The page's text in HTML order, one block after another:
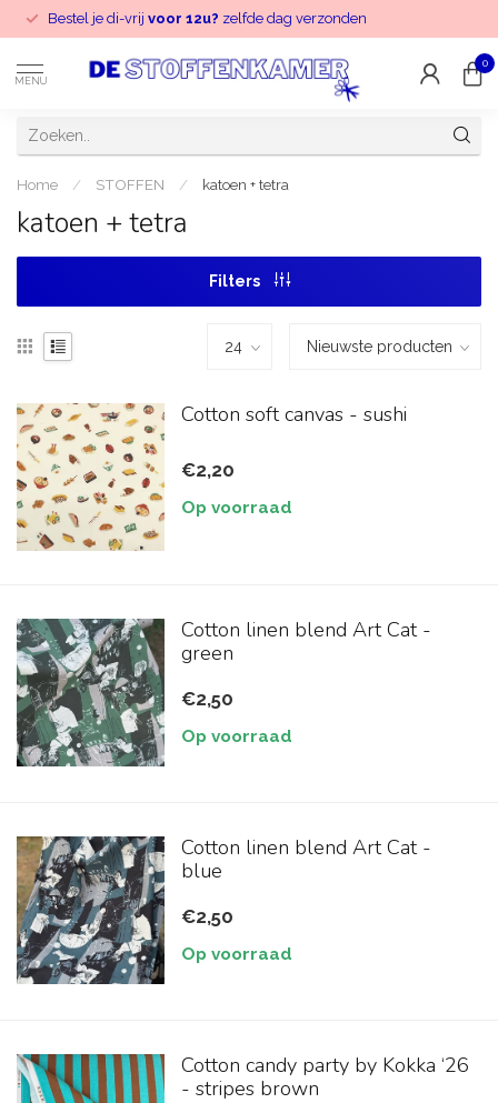
Bestel je di-vrij voor 12u? zelfde dag verzonden
MENU
0
Home / STOFFEN / katoen + tetra
katoen + tetra
Filters
Cotton soft canvas - sushi
€2,20
Op voorraad
Cotton linen blend Art Cat -
green
€2,50
Op voorraad
Cotton linen blend Art Cat -
blue
€2,50
Op voorraad
Cotton candy party by Kokka ‘26
- stripes brown